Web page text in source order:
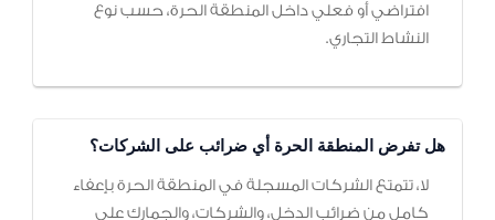
افتراضي أو فعلي داخل المنطقة الحرة، حسب نوع
النشاط التجاري.
هل تفرض المنطقة الحرة أي ضرائب على الشركات؟
لا، تتمتع الشركات المسجلة في المنطقة الحرة بإعفاء
كامل من ضرائب الدخل، والشركات، والجمارك على